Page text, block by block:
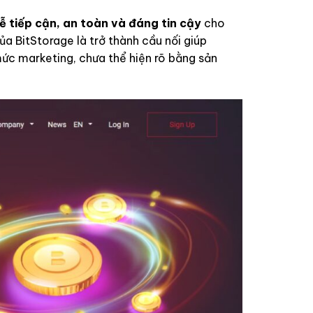
tiếp cận, an toàn và đáng tin cậy cho
BitStorage là trở thành cầu nối giúp
marketing, chưa thể hiện rõ bằng sản